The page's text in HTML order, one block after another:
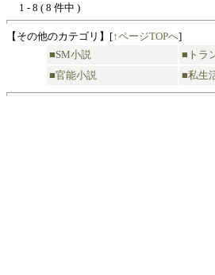
1 - 8 ( 8 件中 )
【その他のカテゴリ】 [↑ページTOPへ]
■SM小説 ■ トラ
■官能小説 ■私生